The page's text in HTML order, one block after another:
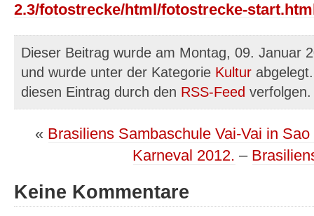
2.3/fotostrecke/html/fotostrecke-
Dieser Beitrag wurde am Montag, 09. Januar
und wurde unter der Kategorie Kultur
diesen Eintrag durch den RSS-Feed verfolgen.
« Brasiliens Sambaschule Vai-Vai in
Karneval 2012. –
Keine Kommentare